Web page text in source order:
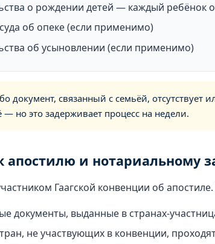
о рождении детей — каждый ребёнок
об опеке (если применимо)
об усыновлении (если применимо)
документ, связанный с семьёй, отсутствует
— но это задерживает процесс на недели.
апостилю и нотариальному
Гаагской конвенции об
документы, выданные в странах-
не участвующих в конвенции,